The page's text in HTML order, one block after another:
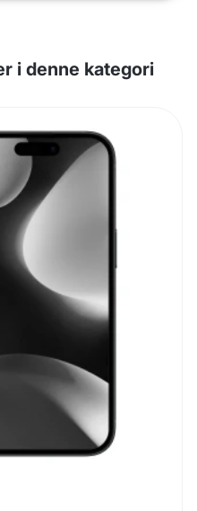
i denne kategori